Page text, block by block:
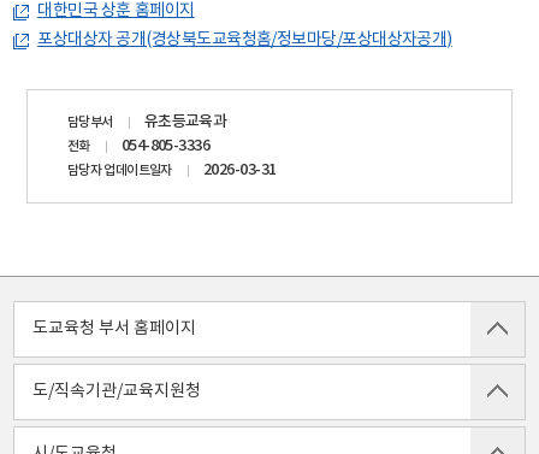
대한민국 상훈 홈페이지
포상대상자 공개(경상북도교육청홈/정보마당/포상대상자공개)
담당부서 유초등교육과
전화 054-805-3336
담당자 업데이트일자 2026-03-31
도교육청 부서 홈페이지
도/직속기관/교육지원청